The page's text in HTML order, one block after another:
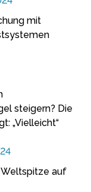
mit
steigern? Die
„Vielleicht“
Weltspitze auf